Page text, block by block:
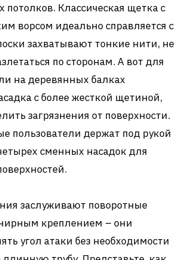
потолков. Классическая щетка с
ворсом идеально справляется с
захватывают тонкие нити, не
по сторонам. А вот для
на деревянных балках
с более жесткой щетиной,
загрязнения от поверхности.
пользователи держат под рукой
сменных насадок для
заслуживают поворотные
креплением – они
угол атаки без необходимости